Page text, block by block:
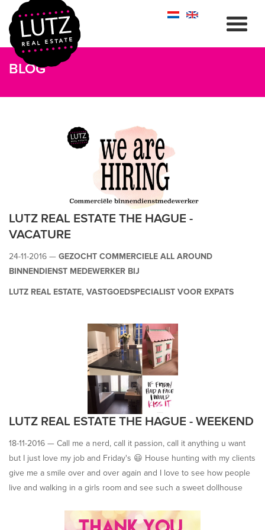
BLOG
LUTZ REAL ESTATE THE HAGUE -
VACATURE
24-11-2016 — GEZOCHT COMMERCIELE ALL AROUND
BINNENDIENST MEDEWERKER BIJ
LUTZ REAL ESTATE, VASTGOEDSPECIALIST VOOR EXPATS
Lutz Real Estate is een vastgoedspecialist gevestigd in Den Haag.
Onze opdrachtgevers zijn voornamelijk expats en hun werkgevers.
Wij werken in een jong en dynamisch team in de regio’s Den Haag
en Rotterdam. Door groei van het aantal relaties zijn wij op zoek
Wij adviseren en begeleiden professionals en internationale
bedrijven bij het vinden van huisvesting (huur en koop). Wij bieden
onze opdrachtgevers. Tevens bieden wij woningen te huur aan in
LUTZ REAL ESTATE THE HAGUE - WEEKEND
18-11-2016 — Call me a nerd, call it passion, call it anything u want
but I just love my job and Friday's 😃 House hunting with my clients
give me a smile over and over again and I love to see how people
live and walking in a girls room and see such a sweet dollhouse
love my job! Happy Friday and enjoy the weekend sweeties